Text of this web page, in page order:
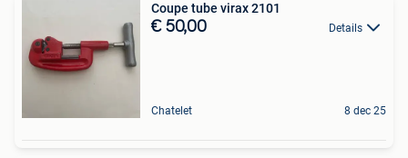
Coupe tube virax 2101
€ 50,00 Details
Chatelet 8 dec 25